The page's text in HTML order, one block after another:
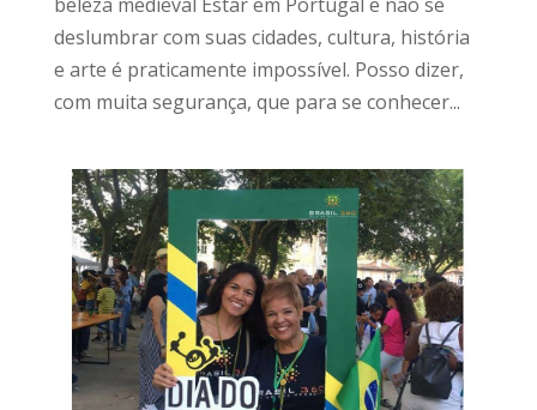
deslumbrar com suas cidades, cultura, história
e arte é praticamente impossível. Posso dizer,
com muita segurança, que para se conhecer...